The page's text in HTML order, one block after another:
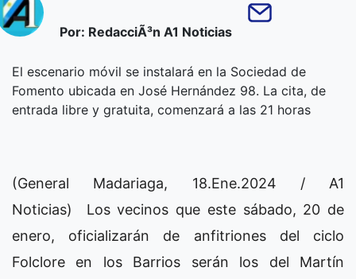
Por: RedacciÃ³n A1 Noticias
El escenario móvil se instalará en la Sociedad de
Fomento ubicada en José Hernández 98. La cita, de
entrada libre y gratuita, comenzará a las 21 horas
(General Madariaga, 18.Ene.2024 / A1
Noticias) Los vecinos que este sábado, 20 de
enero, oficializarán de anfitriones del ciclo
Folclore en los Barrios serán los del Martín